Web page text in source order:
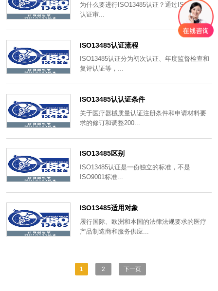
为什么要进行ISO13485认证？通过ISO13485
认证审...
ISO13485认证流程
ISO13485认证分为初次认证、年度监督检查和
复评认证等，...
ISO13485认认证条件
关于医疗器械质量认证注册条件和申请材料要
求的修订和调整200...
ISO13485区别
ISO13485认证是一份独立的标准，不是
ISO9001标准...
ISO13485适用对象
履行国际、欧洲和本国的法律法规要求的医疗
产品制造商和服务供应...
1 2 下一页